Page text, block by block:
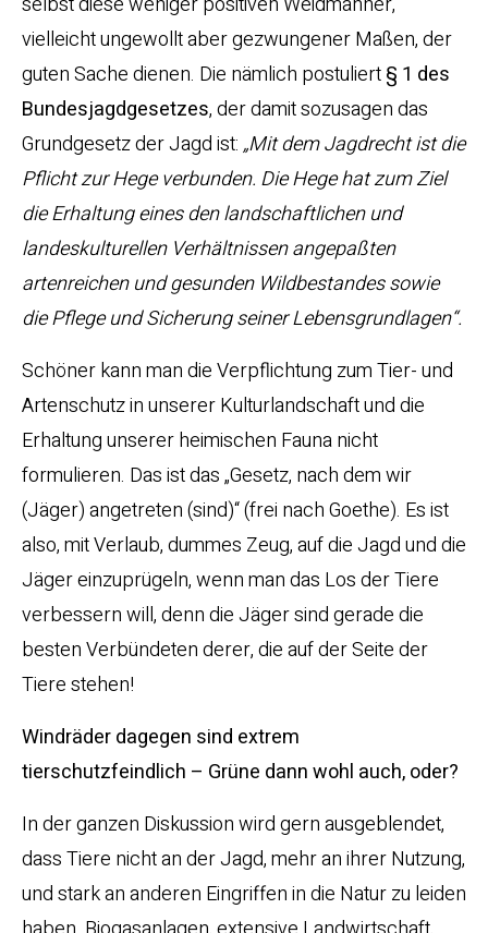
vielleicht ungewollt aber gezwungener Maßen, der
guten Sache dienen. Die nämlich postuliert§ 1 des
Bundesjagdgesetzes, der damit sozusagen das
Grundgesetz der Jagd ist:„Mit dem Jagdrecht ist die
Pflicht zur Hege verbunden. Die Hege hat zum Ziel
die Erhaltung eines den landschaftlichen und
landeskulturellen Verhältnissen angepaßten
artenreichen und gesunden Wildbestandes sowie
die Pflege und Sicherung seiner Lebensgrundlagen“.
Schöner kann man die Verpflichtung zum Tier- und
Artenschutz in unserer Kulturlandschaft und die
Erhaltung unserer heimischen Fauna nicht
formulieren. Das ist das „Gesetz, nach dem wir
(Jäger) angetreten (sind)“ (frei nach Goethe). Es ist
also, mit Verlaub, dummes Zeug, auf die Jagd und die
Jäger einzuprügeln, wenn man das Los der Tiere
verbessern will, denn die Jäger sind gerade die
besten Verbündeten derer, die auf der Seite der
Tiere stehen!
Windräder dagegen sind extrem
tierschutzfeindlich – Grüne dann wohl auch, oder?
In der ganzen Diskussion wird gern ausgeblendet,
dass Tiere nicht an der Jagd, mehr an ihrer Nutzung,
und stark an anderen Eingriffen in die Natur zu leiden